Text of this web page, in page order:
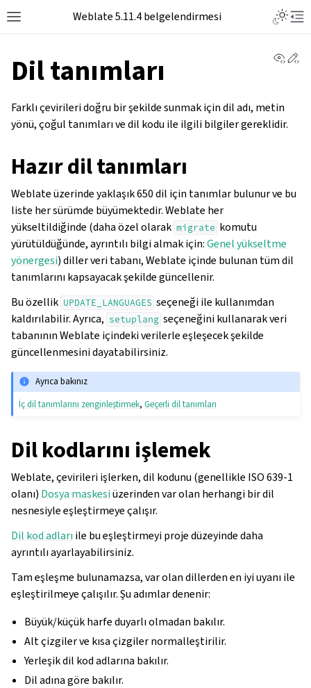
Toggle site navigation sidebar
Weblate 5.11.4 belgelendirmesi
Dil tanımları
Farklı çevirileri doğru bir şekilde sunmak için dil adı, metin
yönü, çoğul tanımları ve dil kodu ile ilgili bilgiler gereklidir.
Hazır dil tanımları
Weblate üzerinde yaklaşık 650 dil için tanımlar bulunur ve bu
liste her sürümde büyümektedir. Weblate her
yükseltildiğinde (daha özel olarak migrate komutu
yürütüldüğünde, ayrıntılı bilgi almak için:Genel yükseltme
yönergesi) diller veri tabanı, Weblate içinde bulunan tüm dil
tanımlarını kapsayacak şekilde güncellenir.
Bu özellik UPDATE_LANGUAGES seçeneği ile kullanımdan
kaldırılabilir. Ayrıca, setuplang seçeneğini kullanarak veri
tabanının Weblate içindeki verilerle eşleşecek şekilde
güncellenmesini dayatabilirsiniz.
Ayrıca bakınız
İç dil tanımlarını zenginleştirmek,Geçerli dil tanımları
Dil kodlarını işlemek
Weblate, çevirileri işlerken, dil kodunu (genellikle ISO 639-1
olanı) Dosya maskesiüzerinden var olan herhangi bir dil
nesnesiyle eşleştirmeye çalışır.
Dil kod adları ile bu eşleştirmeyi proje düzeyinde daha
ayrıntılı ayarlayabilirsiniz.
Tam eşleşme bulunamazsa, var olan dillerden en iyi uyanı ile
eşleştirilmeye çalışılır. Şu adımlar denenir:
Büyük/küçük harfe duyarlı olmadan bakılır.
Alt çizgiler ve kısa çizgiler normalleştirilir.
Yerleşik dil kod adlarına bakılır.
Dil adına göre bakılır.